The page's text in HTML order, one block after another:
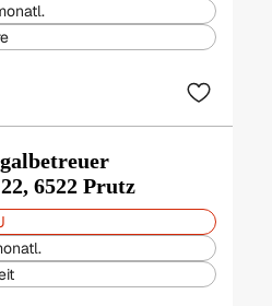
6522 Prutz